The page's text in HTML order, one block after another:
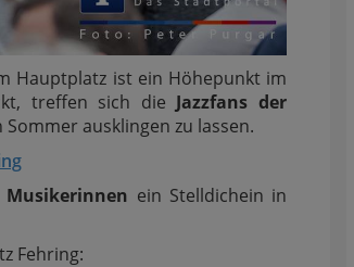
Hauptplatz ist ein Höhepunkt im
treffen sich die Jazzfans der
ausklingen zu lassen.
ein Stelldichein in
Fehring: